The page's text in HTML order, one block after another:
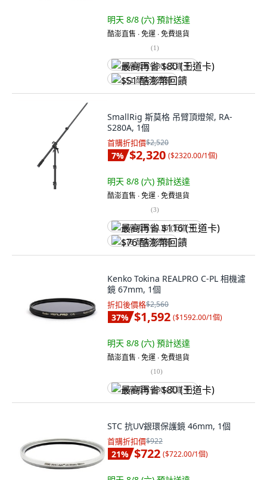
明天 8/8 (六) 預計送達
酷澎直售 ∙ 免運 ∙ 免費退貨
(1)
最高再省 $80 (王道卡)
$51 酷澎幣回饋
SmallRig 斯莫格 吊臂頂燈架, RA-
S280A, 1個
首購折扣價$2,520
7% $2,320 ($2320.00/1個)
明天 8/8 (六) 預計送達
酷澎直售 ∙ 免運 ∙ 免費退貨
(3)
最高再省 $116 (王道卡)
$76 酷澎幣回饋
Kenko Tokina REALPRO C-PL 相機濾
鏡 67mm, 1個
折扣後價格$2,560
37% $1,592 ($1592.00/1個)
明天 8/8 (六) 預計送達
酷澎直售 ∙ 免運 ∙ 免費退貨
(10)
最高再省 $80 (王道卡)
STC 抗UV銀環保護鏡 46mm, 1個
首購折扣價$922
21% $722 ($722.00/1個)